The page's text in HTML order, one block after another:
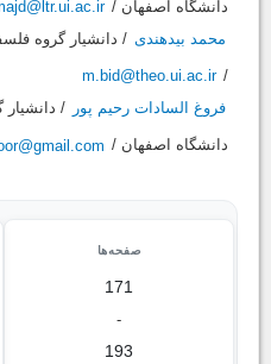
دانشگاه اصفهان /
محمد بیدهندی / دانشيار گروه
/
m.bid@theo.ui.ac.ir
فروغ السادات رحیم پور
/
دانشگاه اصفهان /
صفحه‌ها
171
-
193